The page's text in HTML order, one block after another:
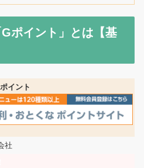
ポイント」とは【基
イント
社